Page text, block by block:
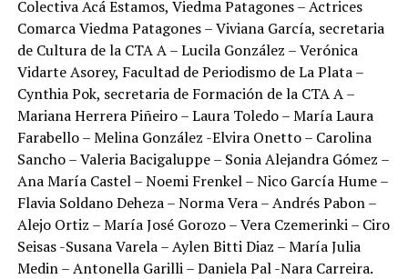
Colectiva Acá Estamos, Viedma Patagones – Actrices
Comarca Viedma Patagones – Viviana García, secretaria
de Cultura de la CTA A – Lucila González – Verónica
Vidarte Asorey, Facultad de Periodismo de La Plata –
Cynthia Pok, secretaria de Formación de la CTA A –
Mariana Herrera Piñeiro – Laura Toledo – María Laura
Farabello – Melina González -Elvira Onetto – Carolina
Sancho – Valeria Bacigaluppe – Sonia Alejandra Gómez –
Ana María Castel – Noemi Frenkel – Nico García Hume –
Flavia Soldano Deheza – Norma Vera – Andrés Pabon –
Alejo Ortiz – María José Gorozo – Vera Czemerinki – Ciro
Seisas -Susana Varela – Aylen Bitti Diaz – María Julia
Medin – Antonella Garilli – Daniela Pal -Nara Carreira.